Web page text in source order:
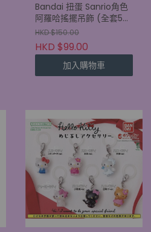
Bandai 扭蛋 Sanrio角色
阿羅哈搖擺吊飾 (全套5
款)
HKD $150.00
HKD $99.00
加入購物車